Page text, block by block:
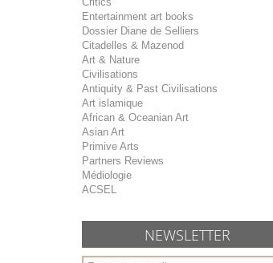
Entertainment art books
Dossier Diane de Selliers
Citadelles & Mazenod
Art & Nature
Civilisations
Antiquity & Past Civilisations
Art islamique
African & Oceanian Art
Asian Art
Primive Arts
Partners Reviews
Médiologie
ACSEL
NEWSLETTER